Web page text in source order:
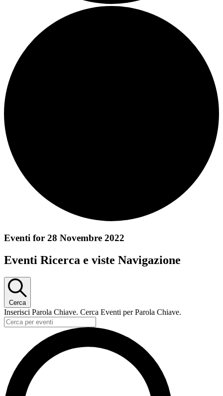
Eventi for 28 Novembre 2022
Eventi Ricerca e viste Navigazione
Cerca
Inserisci Parola Chiave. Cerca Eventi per Parola Chiave.